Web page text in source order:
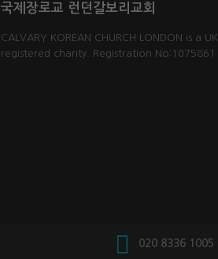
국제장로교 런던갈보리교회
CALVARY KOREAN CHURCH LONDON is a UK
registered charity. Registration No:1075861
020 8336 1005